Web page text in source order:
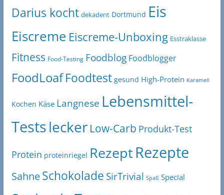
Darius kocht dekadent Dortmund Eis
Eiscreme Eiscreme-Unboxing Esstraklasse
Fitness Food-Testing Foodblog Foodblogger
FoodLoaf Foodtest gesund High-Protein Karamell
Kochen Käse Langnese Lebensmittel-
Testslecker Low-Carb Produkt-Test
Protein proteinriegel RezeptRezepte
SahneSchokolade SirTrivial Spaß Special